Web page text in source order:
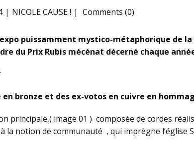
NICOLE CAUSE ! Comments (0)
expo puissamment mystico-métaphorique de
du Prix Rubis mécénat décerné chaque
en bronze et des ex-votos en cuivre en
principale,( image 01 ) composée de cordes
la notion de communauté , qui imprègne l’église